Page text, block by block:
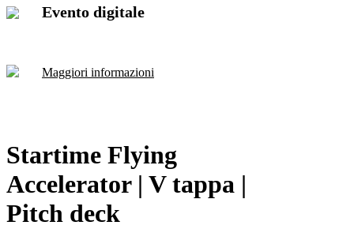
Startime Flying
Accelerator | V tappa |
Pitch deck
Evento digitale
Maggiori informazioni